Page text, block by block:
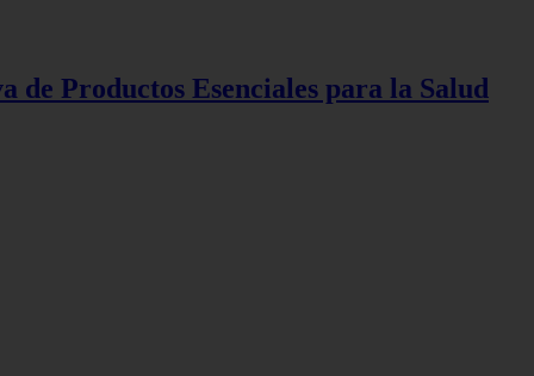
Productos Esenciales para la Salud